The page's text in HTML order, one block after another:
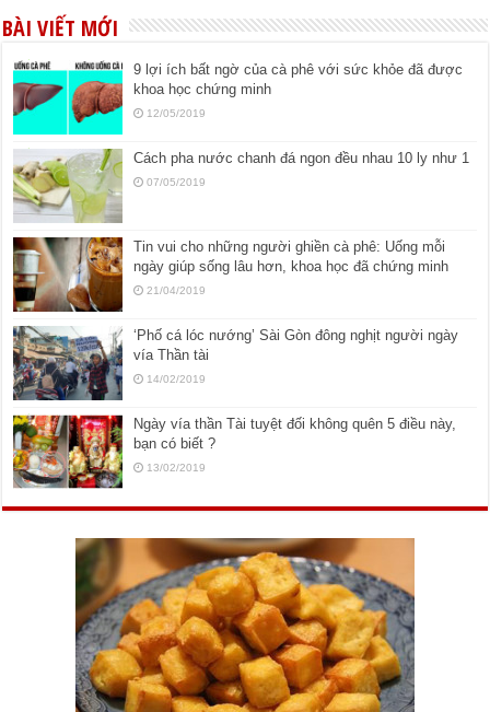
BÀI VIẾT MỚI
9 lợi ích bất ngờ của cà phê với sức khỏe đã được
khoa học chứng minh
12/05/2019
Cách pha nước chanh đá ngon đều nhau 10 ly như 1
07/05/2019
Tin vui cho những người ghiền cà phê: Uống mỗi
ngày giúp sống lâu hơn, khoa học đã chứng minh
21/04/2019
‘Phố cá lóc nướng’ Sài Gòn đông nghịt người ngày
vía Thần tài
14/02/2019
Ngày vía thần Tài tuyệt đối không quên 5 điều này,
bạn có biết ?
13/02/2019